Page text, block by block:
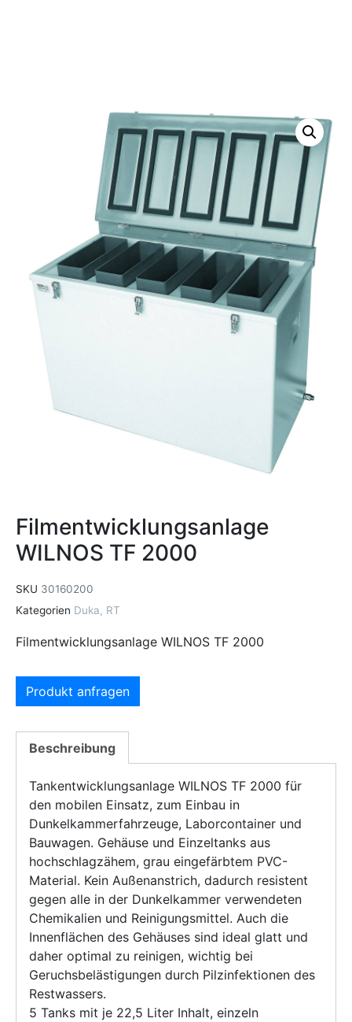
Filmentwicklungsanlage
WILNOS TF 2000
SKU 30160200
Kategorien Duka, RT
Filmentwicklungsanlage WILNOS TF 2000
Produkt anfragen
Beschreibung
Tankentwicklungsanlage WILNOS TF 2000 für
den mobilen Einsatz, zum Einbau in
Dunkelkammerfahrzeuge, Laborcontainer und
Bauwagen. Gehäuse und Einzeltanks aus
hochschlagzähem, grau eingefärbtem PVC-
Material. Kein Außenanstrich, dadurch resistent
gegen alle in der Dunkelkammer verwendeten
Chemikalien und Reinigungsmittel. Auch die
Innenflächen des Gehäuses sind ideal glatt und
daher optimal zu reinigen, wichtig bei
Geruchsbelästigungen durch Pilzinfektionen des
Restwassers.
5 Tanks mit je 22,5 Liter Inhalt, einzeln